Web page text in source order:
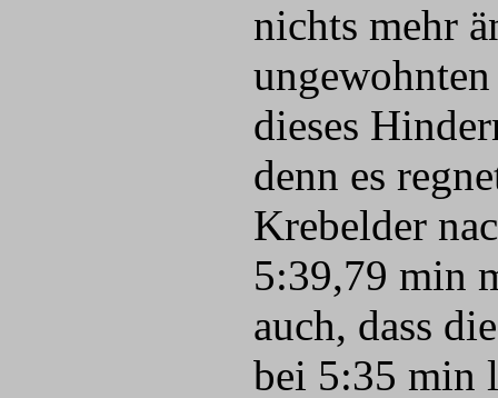
nichts mehr
dieses
denn es
Krebelder
5:39,79 min
auch, dass
bei 5:35 min